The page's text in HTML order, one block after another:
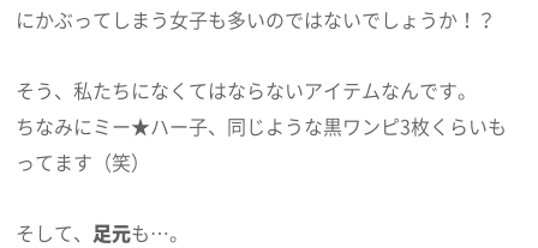
にかぶってしまう女子も多いのではないでしょうか！？
そう、私たちになくてはならないアイテムなんです。
ちなみにミー★ハー子、同じような黒ワンピ3枚くらいも
ってます（笑）
そして、 足元も…。